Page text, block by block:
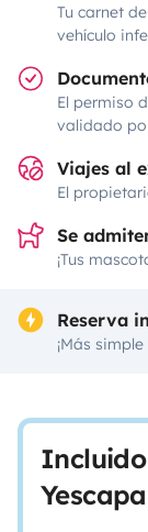
Tu carnet
vehículo
El permiso
validado
Viajes al
El
Se
¡Tus
Reserva
¡Más
Yescapa